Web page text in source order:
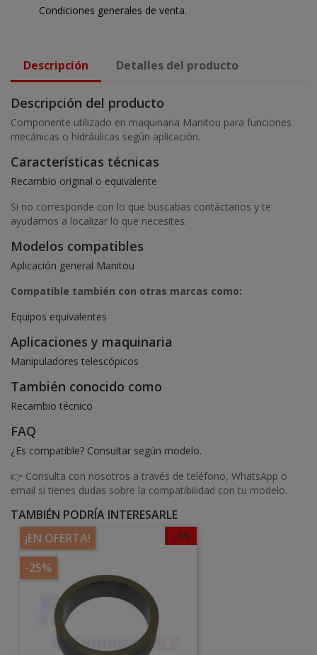
Condiciones generales de venta.
Descripción Detalles del producto
Descripción del producto
Componente utilizado en maquinaria Manitou para funciones
mecánicas o hidráulicas según aplicación.
Características técnicas
Recambio original o equivalente
Si no corresponde con lo que buscabas contáctanos y te
ayudamos a localizar lo que necesites.
Modelos compatibles
Aplicación general Manitou
Compatible también con otras marcas como:
Equipos equivalentes
Aplicaciones y maquinaria
Manipuladores telescópicos
También conocido como
Recambio técnico
FAQ
¿Es compatible? Consultar según modelo.
👉 Consulta con nosotros a través de teléfono, WhatsApp o
email si tienes dudas sobre la compatibilidad con tu modelo.
TAMBIÉN PODRÍA INTERESARLE
-25%
¡EN OFERTA!
-25%